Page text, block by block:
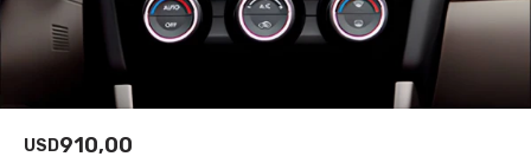
USD910,00